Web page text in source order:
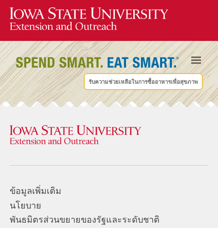
รับความช่วยเหลือในการซื้ออาหารเพื่อสุขภาพ
ข้อมูลเพิ่มเติม
นโยบาย
พันธมิตรส่วนขยายของรัฐและระดับชาติ